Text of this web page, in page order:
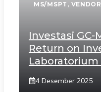
MS/MSPT ,
Investasi GC-
Return on
Laboratorium
4 Desember 2025